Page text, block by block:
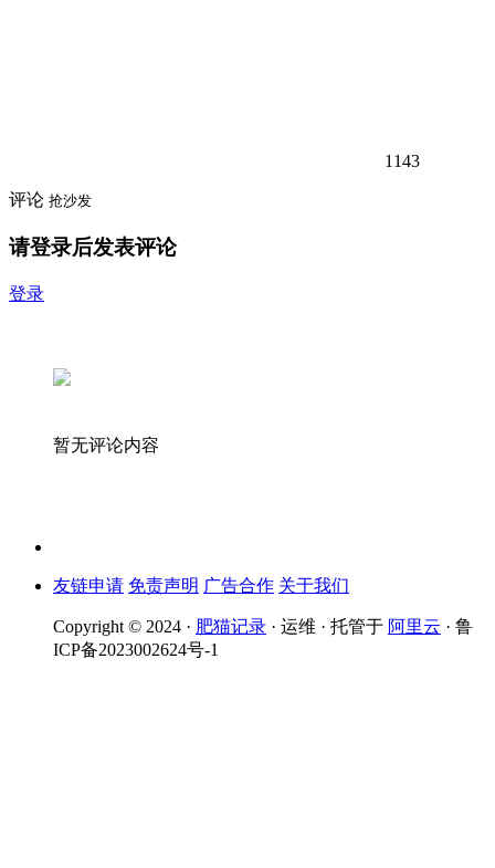
1143
评论 抢沙发
请登录后发表评论
登录
暂无评论内容
友链申请 免责声明 广告合作 关于我们
Copyright © 2024 · 肥猫记录 · 运维 · 托管于 阿里云 · 鲁
ICP备2023002624号-1